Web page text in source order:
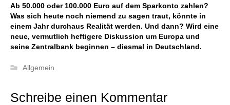
Ab 50.000 oder 100.000 Euro auf dem Sparkonto zahlen?
Was sich heute noch niemend zu sagen traut, könnte in
einem Jahr durchaus Realität werden. Und dann? Wird eine
neue, vermutlich heftigere Diskussion um Europa und
seine Zentralbank beginnen – diesmal in Deutschland.
Allgemein
Schreibe einen Kommentar